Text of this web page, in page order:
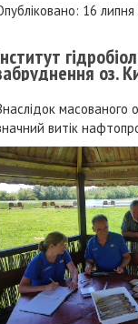
16
оз.
масованого
витік